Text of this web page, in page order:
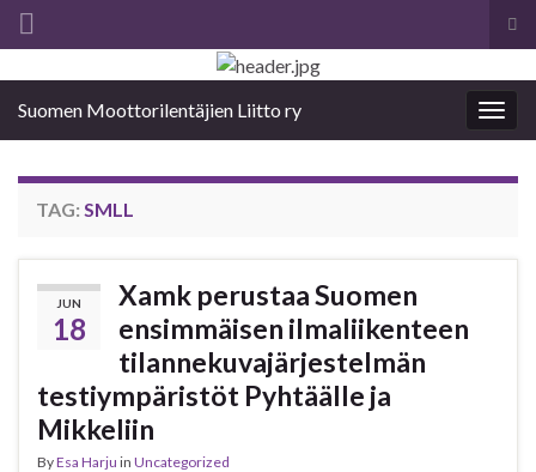
Suomen Moottorilentäjien Liitto ry
TAG: SMLL
JUN
18
Xamk perustaa Suomen
ensimmäisen ilmaliikenteen
tilannekuvajärjestelmän
testiympäristöt Pyhtäälle ja
Mikkeliin
ByEsa Harju in Uncategorized